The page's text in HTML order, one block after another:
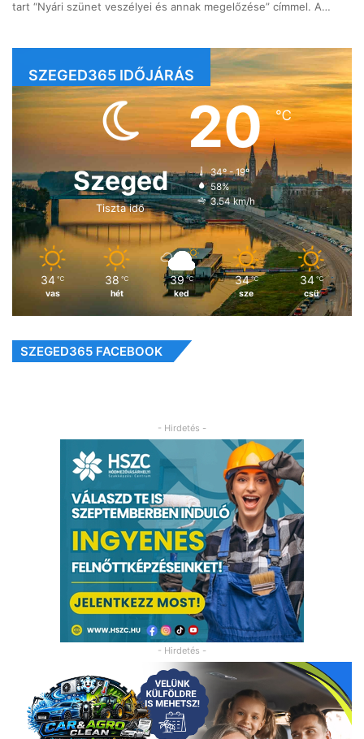
tart “Nyári szünet veszélyei és annak megelőzése” címmel. A…
SZEGED365 IDŐJÁRÁS
Szeged
Tiszta idő
20℃
34º - 19º
58%
3.54 km/h
34 ℃
vas
38 ℃
hét
39 ℃
ked
34 ℃
sze
34 ℃
csü
SZEGED365 FACEBOOK
- Hirdetés -
- Hirdetés -